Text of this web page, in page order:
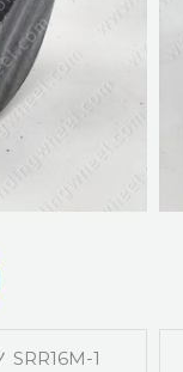
SRR16M-1